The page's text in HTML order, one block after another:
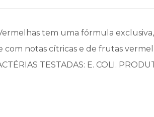
tem uma fórmula exclusiva,
notas cítricas e de frutas
TESTADAS: E. COLI.